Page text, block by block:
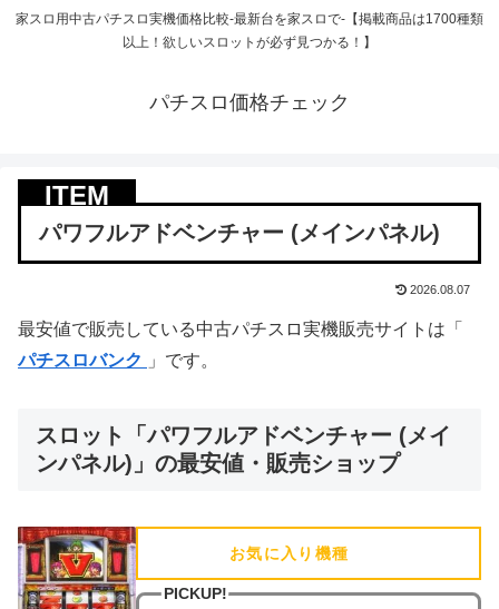
家スロ用中古パチスロ実機価格比較-最新台を家スロで-【掲載商品は1700種類
以上！欲しいスロットが必ず見つかる！】
パチスロ価格チェック
パワフルアドベンチャー (メインパネル)
2026.08.07
最安値で販売している中古パチスロ実機販売サイトは「
パチスロバンク
」です。
スロット「パワフルアドベンチャー (メイ
ンパネル)」の最安値・販売ショップ
お気に入り機種
PICKUP!